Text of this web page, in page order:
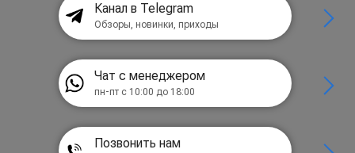
Канал в Telegram
Обзоры, новинки, приходы
Чат с менеджером
пн-пт с 10:00 до 18:00
Позвонить нам